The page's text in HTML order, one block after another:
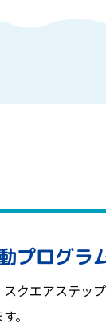
プログラ
クエアステッ
。